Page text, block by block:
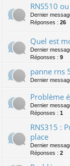
RNS510
Dernier
Réponses : 26
Quel est
Dernier
Réponses : 9
panne rns
Dernier
Problème
Dernier
Réponses : 1
RNS315 :
place
Dernier
Réponses : 2